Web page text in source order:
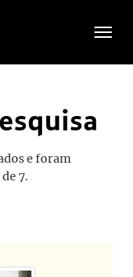
Toggle
e foram
7.